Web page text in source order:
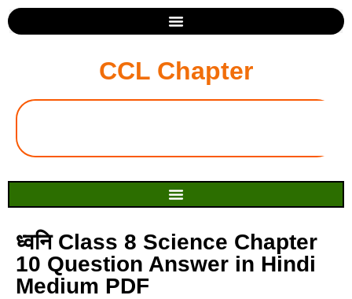
CCL Chapter
ध्वनि Class 8 Science Chapter
10 Question Answer in Hindi
Medium PDF